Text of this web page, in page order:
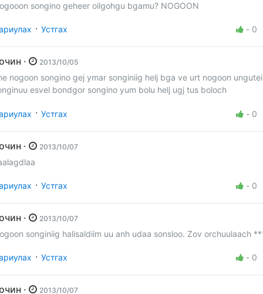
songino geheer oilgohgu bgamu? NOGOON
· Устгах - 0
Зочин · 2013/10/05
nogoon songino gej ymar songiniig helj bga ve urt nogoon ungutei
esvel bondgor songino yum bolu helj ugj tus boloch
· Устгах - 0
Зочин · 2013/10/07
· Устгах - 0
Зочин · 2013/10/07
songiniig halisaldiim uu anh udaa sonsloo. Zov orchuulaach
· Устгах - 0
Зочин · 2013/10/07